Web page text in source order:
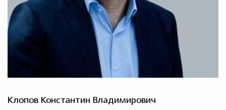
Клопов Константин Владимирович